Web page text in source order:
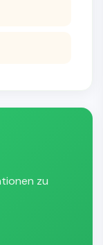
zu